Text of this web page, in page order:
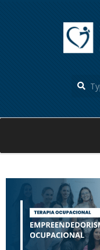
Menu